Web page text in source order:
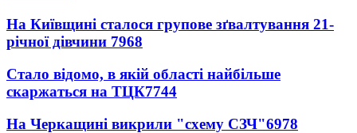
На Київщині сталося групове зґвалтування 21-
річної дівчини 7968
Стало відомо, в якій області найбільше
скаржаться на ТЦК7744
На Черкащині викрили "схему СЗЧ"6978